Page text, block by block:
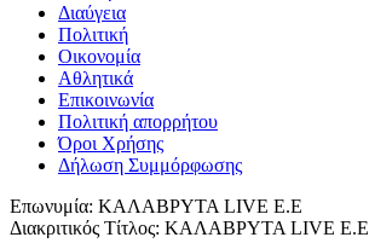
Διαύγεια
Πολιτική
Οικονομία
Αθλητικά
Επικοινωνία
Πολιτική απορρήτου
Όροι Χρήσης
Δήλωση Συμμόρφωσης
Επωνυμία: ΚΑΛΑΒΡΥΤΑ LIVE Ε.Ε
Διακριτικός Τίτλος: ΚΑΛΑΒΡΥΤΑ LIVE E.E